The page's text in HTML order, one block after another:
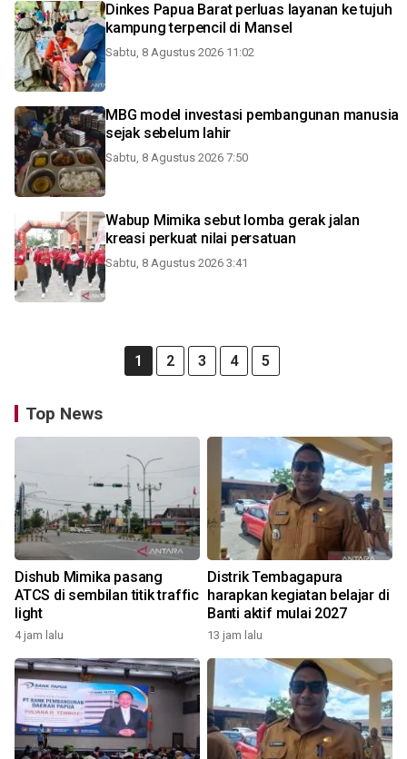
Dinkes Papua Barat perluas layanan ke tujuh
kampung terpencil di Mansel
Sabtu, 8 Agustus 2026 11:02
MBG model investasi pembangunan manusia
sejak sebelum lahir
Sabtu, 8 Agustus 2026 7:50
Wabup Mimika sebut lomba gerak jalan
kreasi perkuat nilai persatuan
Sabtu, 8 Agustus 2026 3:41
1 2 3 4 5
Top News
Dishub Mimika pasang
ATCS di sembilan titik traffic
light
4 jam lalu
Distrik Tembagapura
harapkan kegiatan belajar di
Banti aktif mulai 2027
13 jam lalu